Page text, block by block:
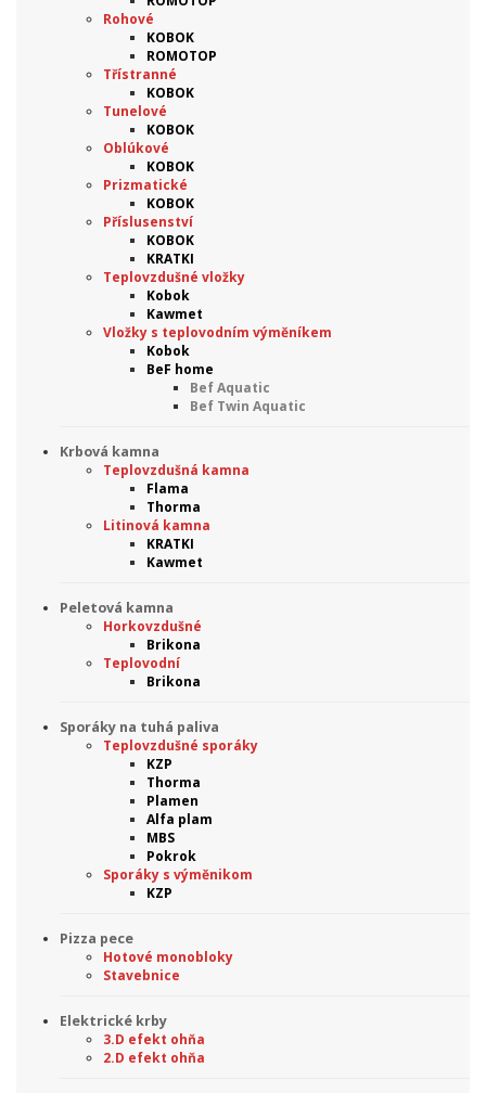
Rohové
KOBOK
ROMOTOP
Třístranné
KOBOK
Tunelové
KOBOK
Oblúkové
KOBOK
Prizmatické
KOBOK
Příslusenství
KOBOK
KRATKI
Teplovzdušné vložky
Kobok
Kawmet
Vložky s teplovodním výměníkem
Kobok
BeF home
Bef Aquatic
Bef Twin Aquatic
Krbová kamna
Teplovzdušná kamna
Flama
Thorma
Litinová kamna
KRATKI
Kawmet
Peletová kamna
Horkovzdušné
Brikona
Teplovodní
Brikona
Sporáky na tuhá paliva
Teplovzdušné sporáky
KZP
Thorma
Plamen
Alfa plam
MBS
Pokrok
Sporáky s výměnikom
KZP
Pizza pece
Hotové monobloky
Stavebnice
Elektrické krby
3.D efekt ohňa
2.D efekt ohňa